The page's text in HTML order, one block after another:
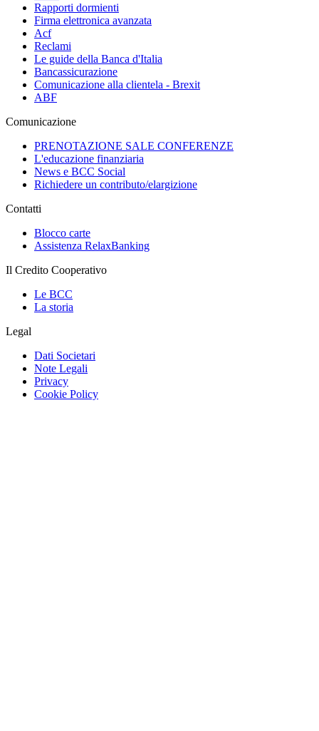
Rapporti dormienti
Firma elettronica avanzata
Acf
Reclami
Le guide della Banca d'Italia
Bancassicurazione
Comunicazione alla clientela - Brexit
ABF
Comunicazione
PRENOTAZIONE SALE CONFERENZE
L'educazione finanziaria
News e BCC Social
Richiedere un contributo/elargizione
Contatti
Blocco carte
Assistenza RelaxBanking
Il Credito Cooperativo
Le BCC
La storia
Legal
Dati Societari
Note Legali
Privacy
Cookie Policy